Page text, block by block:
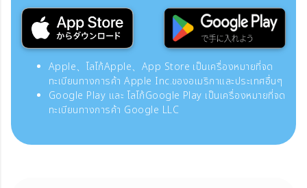
Apple、โลโก้Apple、App Store เป็นเครื่องหมายที่จด
ทะเบียนทางการค้า Apple Inc.ของอเมริกาและประเทศอื่นๆ
Google Play และ โลโก้Google Play เป็นเครื่องหมายที่จด
ทะเบียนทางการค้า Google LLC